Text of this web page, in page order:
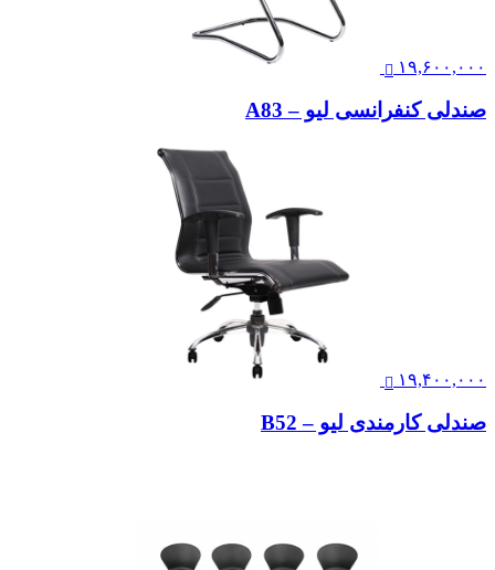
۱۹,۶۰۰,۰۰۰
صندلی کنفرانسی لیو – A83
۱۹,۴۰۰,۰۰۰
صندلی کارمندی لیو – B52